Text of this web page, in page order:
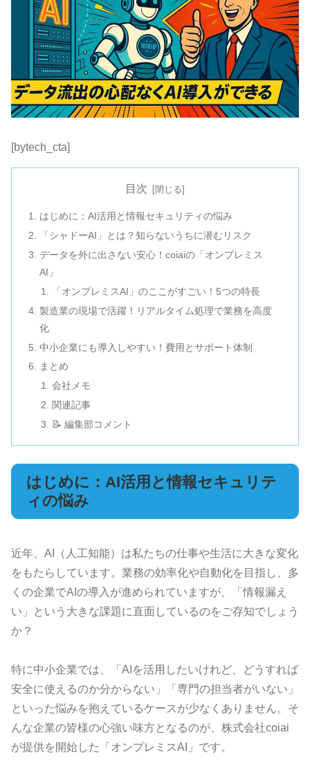
[bytech_cta]
目次
はじめに：AI活用と情報セキュリティの悩み
「シャドーAI」とは？知らないうちに潜むリスク
データを外に出さない安心！coiaiの「オンプレミス
AI」
「オンプレミスAI」のここがすごい！5つの特長
製造業の現場で活躍！リアルタイム処理で業務を高度
化
中小企業にも導入しやすい！費用とサポート体制
まとめ
会社メモ
関連記事
📝 編集部コメント
はじめに：AI活用と情報セキュリテ
ィの悩み
近年、AI（人工知能）は私たちの仕事や生活に大きな変化
をもたらしています。業務の効率化や自動化を目指し、多
くの企業でAIの導入が進められていますが、「情報漏え
い」という大きな課題に直面しているのをご存知でしょう
か？
特に中小企業では、「AIを活用したいけれど、どうすれば
安全に使えるのか分からない」「専門の担当者がいない」
といった悩みを抱えているケースが少なくありません。そ
んな企業の皆様の心強い味方となるのが、株式会社coiai
が提供を開始した「オンプレミスAI」です。